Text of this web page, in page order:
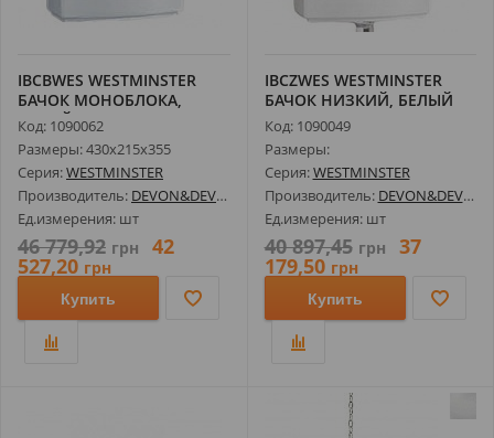
IBCBWES WESTMINSTER
БАЧОК МОНОБЛОКА,
БЕЛЫЙ
Код: 1090062
Размеры: 430х215х355
Серия:WESTMINSTER
Производитель: DEVON&DEVON
Ед.измерения: шт
46 779,92 грн 42
527,20 грн
Купить
IBCZWES WESTMINSTER
БАЧОК НИЗКИЙ, БЕЛЫЙ
Код: 1090049
Размеры:
Серия:WESTMINSTER
Производитель: DEVON&DEVON
Ед.измерения: шт
40 897,45 грн 37
179,50 грн
Купить